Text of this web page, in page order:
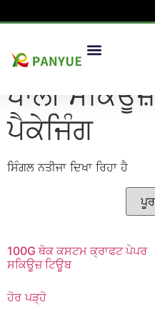
ਘਰ/ਉਤਪਾਦ / ਟੈਗ ਕੀਤੇ ਉਤਪਾਦ
ਖਾਲੀ
ਪੈਕੇਜਿੰਗ
ਸਿੰਗਲ ਨਤੀਜਾ ਦਿਖਾ ਰਿਹਾ ਹੈ
100G ਥੋਕ ਕਸਟਮ ਕ੍ਰਾਫਟ ਪੇਪਰ
ਸਕਿਊਜ਼ ਟਿਊਬ
ਹੋਰ ਪੜ੍ਹੋ